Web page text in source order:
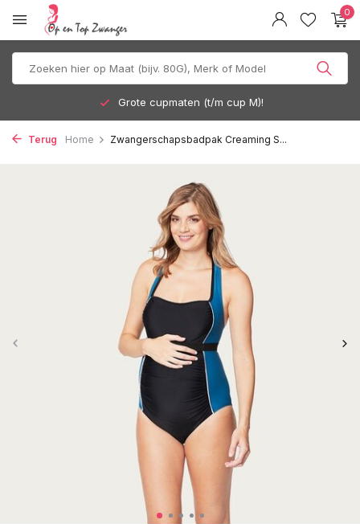
0
Grote cupmaten (t/m cup M)!
Terug Home Zwangerschapsbadpak Creaming S...